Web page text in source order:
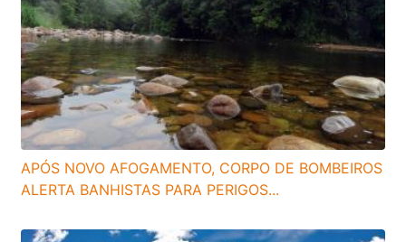
APÓS NOVO AFOGAMENTO, CORPO DE BOMBEIROS
ALERTA BANHISTAS PARA PERIGOS...